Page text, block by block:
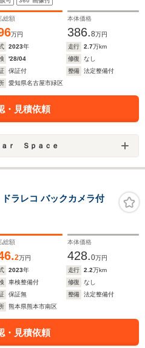
トクーラーヒータBRMウ
総額
万円
本体価格
386.8万円
2023年 走行 2.7万km
'28/04 修復
なし
保証付 整備
法定整備付
愛知県名古屋市緑区
・見積依頼
ｒ Ｓｐａｃｅ
ラレコ バックカメラ付
総額
2万円
本体価格
428.0万円
2023年 走行 2.2万km
車検整備付 修復
なし
保証無 整備
法定整備付
熊本県熊本市南区
・見積依頼